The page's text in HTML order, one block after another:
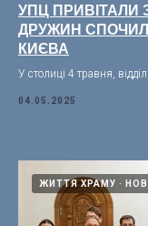
УПЦ
ДРУЖИН
КИЄВА
У столиці 4 травня, відділ
04.05.2025
ЖИТТЯ ХРАМУ